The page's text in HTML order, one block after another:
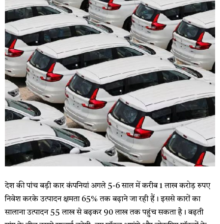
देश की पांच बड़ी कार कंपनियां अगले 5-6 साल में करीब 1 लाख करोड़ रुपए
निवेश करके उत्पादन क्षमता 65% तक बढ़ाने जा रही हैं। इससे कारों का
सालाना उत्पादन 55 लाख से बढ़कर 90 लाख तक पहुंच सकता है। बढ़ती